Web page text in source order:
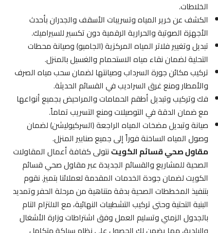
الخلاطات.
الكشف عن خرير المياه وتسريبات الأسقف والجدران بأحدث
الأجهزة الصوتية والحرارية الرقمية دون تكسير للسيراميك.
تبديل وتغيير فلاتر المياه المركزية (الجامبو) وصيانة محطات
التحلية لضمان نقاء مياه الاستحمام والغسيل بالمنزل.
تركيب مكائن جورة السرداب وصيانتها لضمان سحب مياه الصرف
والأمطار ومنع غرق السراديب في القسائم الحديثة.
فك وتركيب وتبديل أطقم الحمامات والمراحيض بجميع أنواعها
مع ضمان الدقة في التوصيلات ومنع التسريب تماماً.
صيانة وتبديل مضخات المياه الراجعة (السركيوليشن) لضمان
وصول المياه الساخنة فوراً إلى جميع صنابير المنزل.
مقاول صحي قسائم الكويتنتولى كفافة أعمال المقاولات
الصحية للمشاريع والقسائم الجديدة عبر مقاول صحي قسائم
الكويت لضمان جودة الخدمات المقدمة لعملائنا بتميز. نقوم
بتنفيذ المخططات الصحية بدقة متناهية من مرحلة الحفر وتمديد
البنية التحتية وحتى تركيب التشطيبات النهائية، مع الالتزام التام
بالجدول الزمني وتسليم العمل وفق اشتراطات وزارة الأشغال